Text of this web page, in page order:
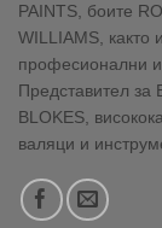
PAINTS, боите
WILLIAMS, както
професионални
Представител за
BLOKES,
валяци и